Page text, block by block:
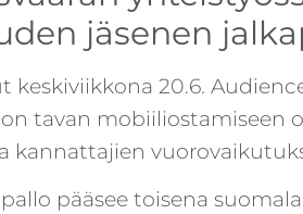
jäsenen
keskiviikkona 20.6.
tavan mobiiliostamiseen
kannattajien
pääsee toisena